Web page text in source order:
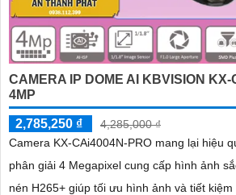
CAMERA IP DOME AI KBVISION KX-
4MP
2,785,250 ₫
4,285,000 ₫
Camera KX-CAi4004N-PRO mang lại hiệu
phân giải 4 Megapixel cung cấp hình ảnh
nén H265+ giúp tối ưu hình ảnh và tiết